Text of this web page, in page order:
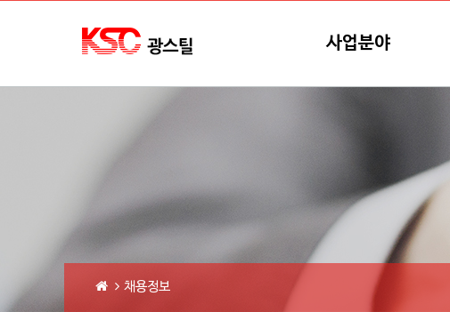
사업분야
채용정보